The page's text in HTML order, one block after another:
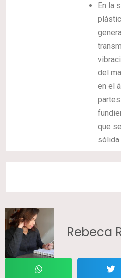
En la
del
en el
que
sólida
Rebeca